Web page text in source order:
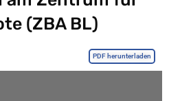
(ZBA BL)
PDF herunterladen